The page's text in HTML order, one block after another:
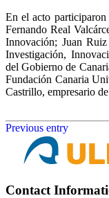
En el acto
Fernando Real
Innovación; Juan
Investigación,
del Gobierno de
Fundación Canaria
Castrillo, empresario
Previous entry
Contact